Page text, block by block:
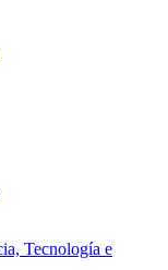
Tecnología e